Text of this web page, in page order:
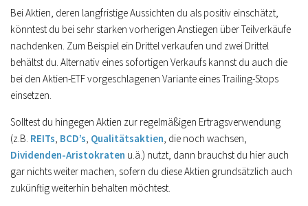
Bei Aktien, deren langfristige Aussichten du als positiv einschätzt,
könntest du bei sehr starken vorherigen Anstiegen über Teilverkäufe
nachdenken. Zum Beispiel ein Drittel verkaufen und zwei Drittel
behältst du. Alternativ eines sofortigen Verkaufs kannst du auch die
bei den Aktien-ETF vorgeschlagenen Variante eines Trailing-Stops
einsetzen.
Solltest du hingegen Aktien zur regelmäßigen Ertragsverwendung
(z.B. REITs, BCD’s, Qualitätsaktien, die noch wachsen,
Dividenden-Aristokraten u.ä.) nutzt, dann brauchst du hier auch
gar nichts weiter machen, sofern du diese Aktien grundsätzlich auch
zukünftig weiterhin behalten möchtest.